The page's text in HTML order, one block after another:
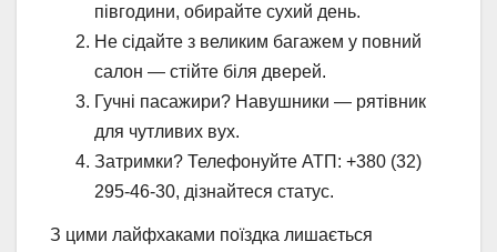
півгодини, обирайте сухий день.
Не сідайте з великим багажем у повний
салон — стійте біля дверей.
Гучні пасажири? Навушники — рятівник
для чутливих вух.
Затримки? Телефонуйте АТП: +380 (32)
295-46-30, дізнайтеся статус.
З цими лайфхаками поїздка лишається